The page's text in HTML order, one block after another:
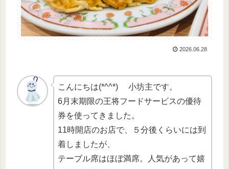
2026.06.28
こんにちは(*^^*) 小坊主です。
6月末期限の王将フードサービスの優待
券を使ってきました。
11時開店のお店で、５分後くらいには到
着しましたが、
テーブル席はほぼ満席。人気があって嬉